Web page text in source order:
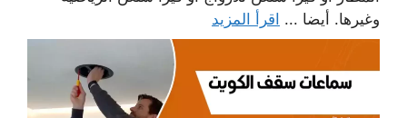
وغيرها. أيضا ... اقرأ المزيد